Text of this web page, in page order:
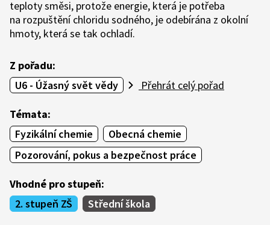
teploty směsi, protože energie, která je potřeba
na rozpuštění chloridu sodného, je odebírána z okolní
hmoty, která se tak ochladí.
Z pořadu:
U6 - Úžasný svět vědy
Přehrát celý pořad
Témata:
Fyzikální chemie
Obecná chemie
Pozorování, pokus a bezpečnost práce
Vhodné pro stupeň:
2. stupeň ZŠ
Střední škola